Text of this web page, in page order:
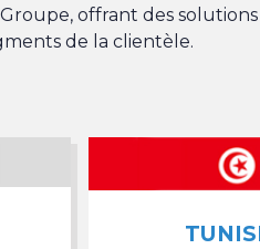
offrant des
de la clientèle.